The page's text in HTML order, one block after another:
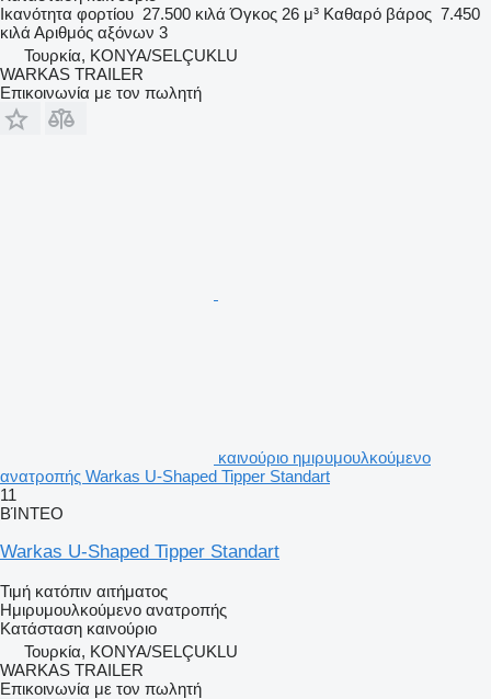
Ικανότητα φορτίου 27.500 κιλά Όγκος 26 μ³ Καθαρό βάρος 7.450
κιλά Αριθμός αξόνων 3
Τουρκία, KONYA/SELÇUKLU
WARKAS TRAILER
Επικοινωνία με τον πωλητή
καινούριο ημιρυμουλκούμενο
ανατροπής Warkas U-Shaped Tipper Standart
11
ΒΊΝΤΕΟ
Warkas U-Shaped Tipper Standart
Τιμή κατόπιν αιτήματος
Ημιρυμουλκούμενο ανατροπής
Κατάσταση καινούριο
Τουρκία, KONYA/SELÇUKLU
WARKAS TRAILER
Επικοινωνία με τον πωλητή